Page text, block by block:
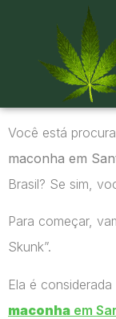
Você está
maconha em
Brasil? Se sim,
Para começar,
Skunk”.
Ela é
maconha em